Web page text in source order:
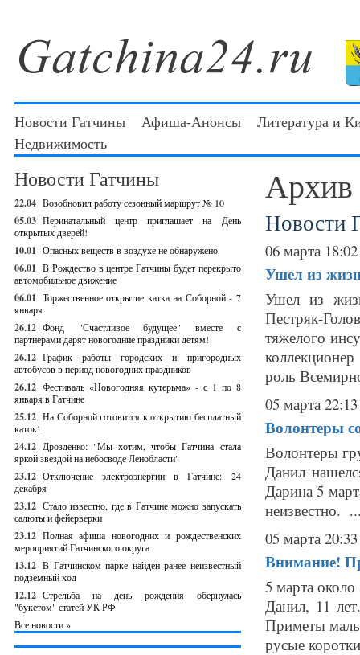
Новости Гатчины Афиша-Анонсы
Литература и
Недвижимость
Новости Гатчины
22.04 Возобновил работу сезонный маршрут № 10
05.03 Перинатальный центр приглашает на День
открытых дверей!
10.01 Опасных веществ в воздухе не обнаружено
06.01 В Рождество в центре Гатчины будет перекрыто
автомобильное движение
06.01 Торжественное открытие катка на Соборной - 7
января
26.12 Фонд "Счастливое будущее" вместе с
партнерами дарят новогодние праздники детям!
26.12 График работы городских и пригородных
автобусов в период новогодних праздников
26.12 Фестиваль «Новогодняя кутерьма» - с 1 по 8
января в Гатчине
25.12 На Соборной готовится к открытию бесплатный
каток!
24.12 Дрозденко: "Мы хотим, чтобы Гатчина стала
яркой звездой на небосводе Ленобласти"
23.12 Отключение электроэнергии в Гатчине: 24
декабря
23.12 Стало известно, где в Гатчине можно запускать
салюты и фейерверки
23.12 Полная афиша новогодних и рождественских
мероприятий Гатчинского округа
13.12 В Гатчинском парке найден ранее неизвестный
подземный ход
12.12 Стрельба на день рождения обернулась
"букетом" статей УК РФ
Все новости »
Архив
Новости
06 марта 18:02
Ушел из
Ушел из
Пестряк-
тяжелого
роль
05 марта 22:13
Волонтеры
Волонтеры
Данил
Дарина 5
неизвестно.
05 марта 20:33
Внимание!
5 марта
Данил, 11
Приметы
русые